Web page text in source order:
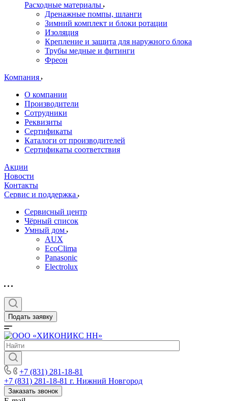
Расходные материалы
Дренажные помпы, шланги
Зимний комплект и блоки ротации
Изоляция
Крепление и защита для наружного блока
Трубы медные и фитинги
Фреон
Компания
О компании
Производители
Сотрудники
Реквизиты
Сертификаты
Каталоги от производителей
Сертификаты соответствия
Акции
Новости
Контакты
Сервис и поддержка
Сервисный центр
Чёрный список
Умный дом
AUX
EcoClima
Panasonic
Electrolux
Подать заявку
+7 (831) 281-18-81
+7 (831) 281-18-81 г. Нижний Новгород
Заказать звонок